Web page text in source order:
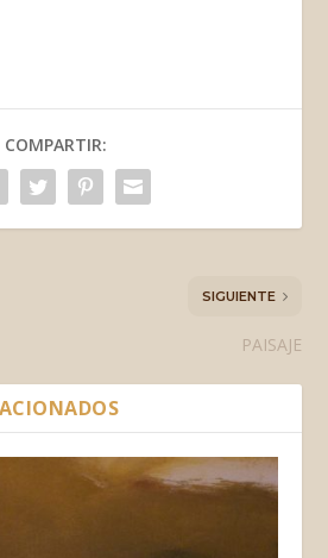
COMPARTIR:
SIGUIENTE
PAISAJE